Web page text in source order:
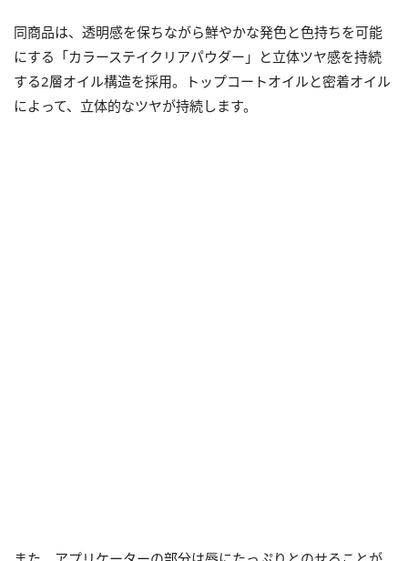
同商品は、透明感を保ちながら鮮やかな発色と色持ちを可能
にする「カラーステイクリアパウダー」と立体ツヤ感を持続
する2層オイル構造を採用。トップコートオイルと密着オイル
によって、立体的なツヤが持続します。